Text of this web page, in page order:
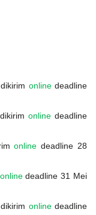
dikirim onlinedeadline
online deadline
online deadline 28
onlinedeadline 31 Mei
dikirim onlinedeadline